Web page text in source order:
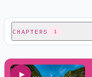
CHAPTERS 1
▶